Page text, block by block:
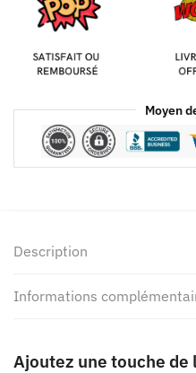
Moyen
Description
Informations
Ajoutez une touche de